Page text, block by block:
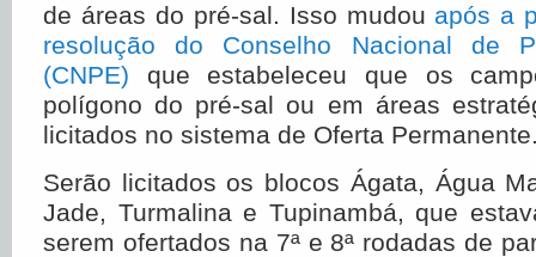
de áreas do pré-sal. Isso mudou após a
resolução do Conselho Nacional de
(CNPE) que estabeleceu que os
polígono do pré-sal ou em áreas
licitados no sistema de Oferta
Serão licitados os blocos Ágata, Água
Jade, Turmalina e Tupinambá, que
serem ofertados na 7ª e 8ª rodadas de